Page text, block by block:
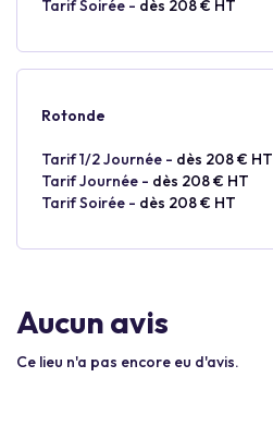
Tarif Soirée - dès 208 € HT
Rotonde
Tarif 1/2 Journée - dès 208 € HT
Tarif Journée - dès 208 € HT
Tarif Soirée - dès 208 € HT
Aucun avis
Ce lieu n'a pas encore eu d'avis.